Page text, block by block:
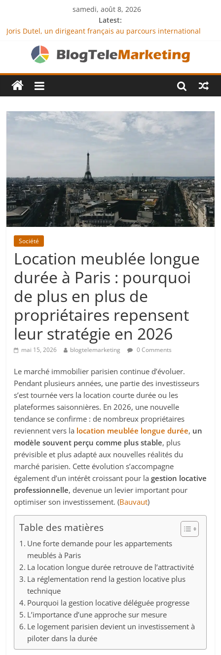
samedi, août 8, 2026
Latest:
Joris Dutel, un dirigeant français au parcours international
Agria Assurance Animaux : comment l’entreprise se
démarque-t-elle de la concurrence ?
JCA Academy : l’excellence au service de l’indépendance
financière
Denis Bouclon : la diplomatie éducative comme moteur de
Next Terra International : des solutions logistiques au service
du commerce international
Société
Location meublée longue
durée à Paris : pourquoi
de plus en plus de
propriétaires repensent
leur stratégie en 2026
mai 15, 2026 blogtelemarketing 0 Comments
Le marché immobilier parisien continue d’évoluer.
Pendant plusieurs années, une partie des investisseurs
s’est tournée vers la location courte durée ou les
plateformes saisonnières. En 2026, une nouvelle
tendance se confirme : de nombreux propriétaires
reviennent vers la location meublée longue durée, un
modèle souvent perçu comme plus stable, plus
prévisible et plus adapté aux nouvelles réalités du
marché parisien. Cette évolution s’accompagne
également d’un intérêt croissant pour lagestion locative
professionnelle, devenue un levier important pour
optimiser son investissement. (Bauvaut)
Table des matières
Une forte demande pour les appartements
meublés à Paris
La location longue durée retrouve de l’attractivité
La réglementation rend la gestion locative plus
technique
Pourquoi la gestion locative déléguée progresse
L’importance d’une approche sur mesure
Le logement parisien devient un investissement à
piloter dans la durée